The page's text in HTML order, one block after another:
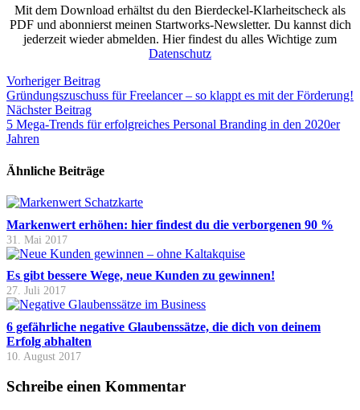
Mit dem Download erhältst du den Bierdeckel-Klarheitscheck als
PDF und abonnierst meinen Startworks-Newsletter. Du kannst dich
jederzeit wieder abmelden. Hier findest du alles Wichtige zum
Datenschutz
Vorheriger Beitrag
Gründungszuschuss für Freelancer – so klappt es mit der Förderung!
Nächster Beitrag
5 Mega-Trends für erfolgreiches Personal Branding in den 2020er
Jahren
Ähnliche Beiträge
Markenwert erhöhen: hier findest du die verborgenen 90 %
31. Mai 2017
Es gibt bessere Wege, neue Kunden zu gewinnen!
27. Juli 2017
6 gefährliche negative Glaubenssätze, die dich von deinem
Erfolg abhalten
10. August 2017
Schreibe einen Kommentar